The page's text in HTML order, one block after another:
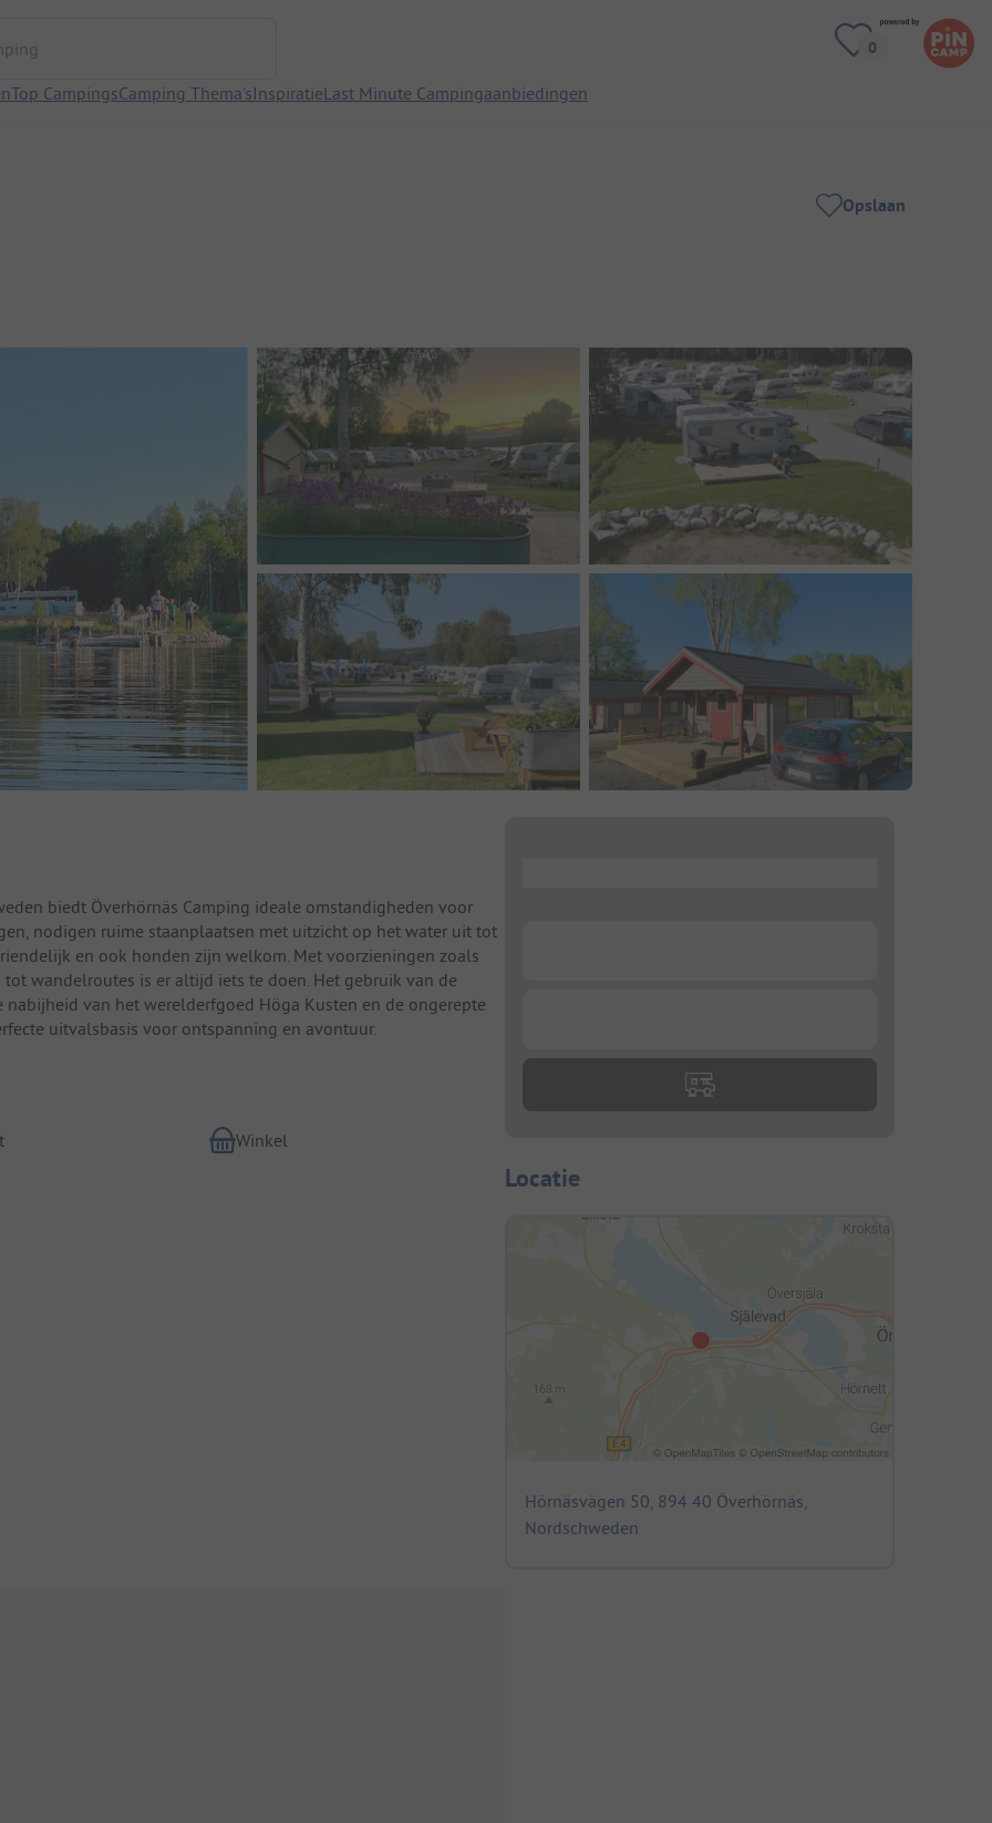
Top CampingsCamping Thema'sInspiratieLast Minute Campingaanbiedingen
Opslaan
biedt Överhörnäs Camping ideale omstandigheden voor
nodigen ruime staanplaatsen met uitzicht op het water uit tot
en ook honden zijn welkom. Met voorzieningen zoals
wandelroutes is er altijd iets te doen. Het gebruik van de
van het werelderfgoed Höga Kusten en de ongerepte
uitvalsbasis voor ontspanning en avontuur.
Winkel
Locatie
Hörnäsvägen 50, 894 40 Överhörnäs,
Nordschweden